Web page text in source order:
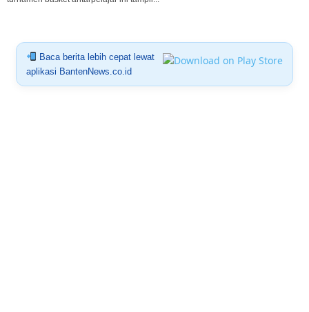
Baca berita lebih cepat lewat
aplikasi BantenNews.co.id